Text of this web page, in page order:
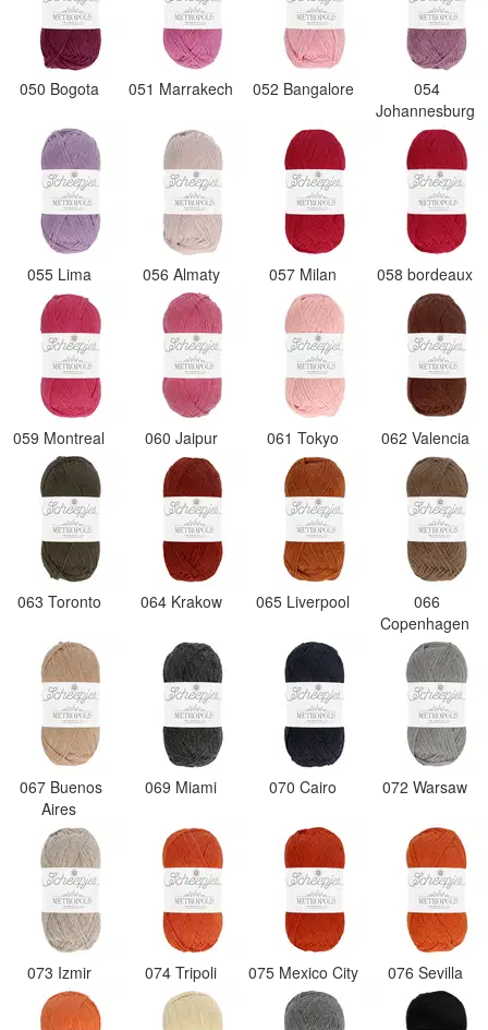
050 Bogota 051 Marrakech 052 Bangalore
054
Johannesburg
055 Lima 056 Almaty 057 Milan 058 bordeaux
059 Montreal 060 Jaipur 061 Tokyo 062 Valencia
063 Toronto 064 Krakow 065 Liverpool
066
Copenhagen
067 Buenos
Aires
069 Miami 070 Cairo 072 Warsaw
073 Izmir 074 Tripoli 075 Mexico City 076 Sevilla